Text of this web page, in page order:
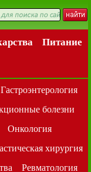
Питание
Гастроэнтерология
болезни
Онкология
хирургия
Ревматология